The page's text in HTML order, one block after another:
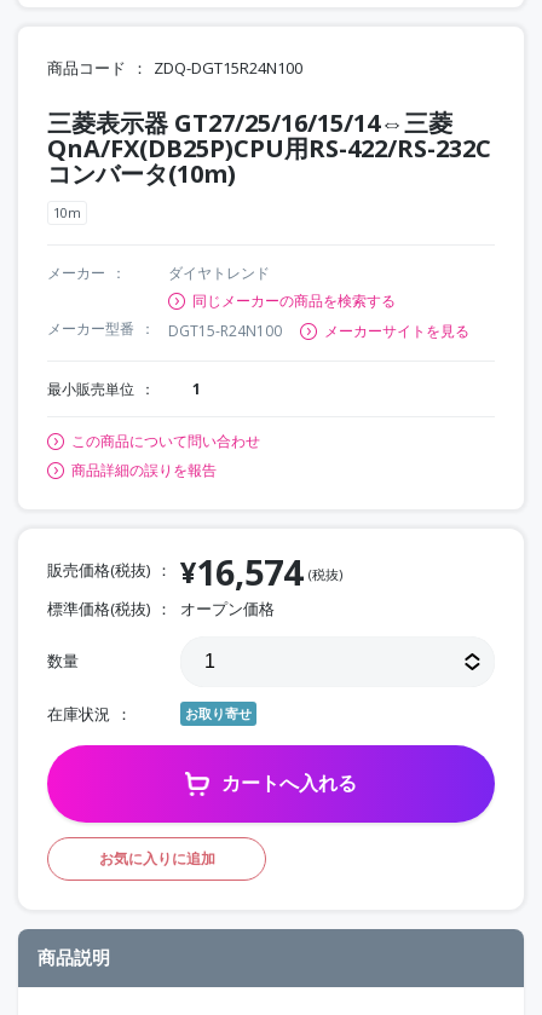
商品コード ZDQ-DGT15R24N100
三菱表示器 GT27/25/16/15/14⇔三菱
QnA/FX(DB25P)CPU用RS-422/RS-232C
コンバータ(10m)
10m
メーカー
ダイヤトレンド
同じメーカーの商品を検索する
メーカー型番
DGT15-R24N100 メーカーサイトを見る
最小販売単位 1
この商品について問い合わせ
商品詳細の誤りを報告
販売価格(税抜) ¥16,574 (税抜)
標準価格(税抜) オープン価格
数量
在庫状況 お取り寄せ
カートへ入れる
お気に入りに追加
商品説明